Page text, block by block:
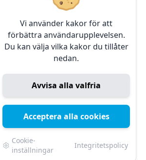
Vi använder kakor för att
förbättra användarupplevelsen.
Du kan välja vilka kakor du tillåter
nedan.
Avvisa alla valfria
Acceptera alla cookies
Cookie-
inställningar
Integritetspolicy
Programvara
Server & Backup
Konferens & Public Display
Sälja elektronik
FacebookInstagramYouTube Mörkt läge